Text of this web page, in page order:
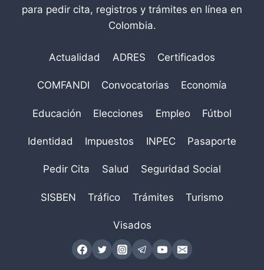
para pedir cita, registros y trámites en línea en
Colombia.
Actualidad ADRES Certificados
COMFANDI Convocatorias Economía
Educación Elecciones Empleo Fútbol
Identidad Impuestos INPEC Pasaporte
Pedir Cita Salud Seguridad Social
SISBEN Tráfico Trámites Turismo
Visados